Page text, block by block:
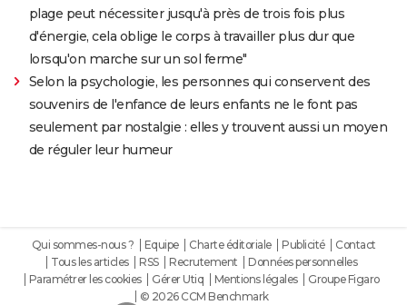
plage peut nécessiter jusqu'à près de trois fois plus
d'énergie, cela oblige le corps à travailler plus dur que
lorsqu'on marche sur un sol ferme"
Selon la psychologie, les personnes qui conservent des
souvenirs de l'enfance de leurs enfants ne le font pas
seulement par nostalgie : elles y trouvent aussi un moyen
de réguler leur humeur
Qui sommes-nous ? Equipe Charte éditoriale Publicité
Contact
Tous les articles
RSS Recrutement
Données personnelles
Paramétrer les cookies
Gérer Utiq Mentions légales
Groupe Figaro
© 2026 CCM Benchmark